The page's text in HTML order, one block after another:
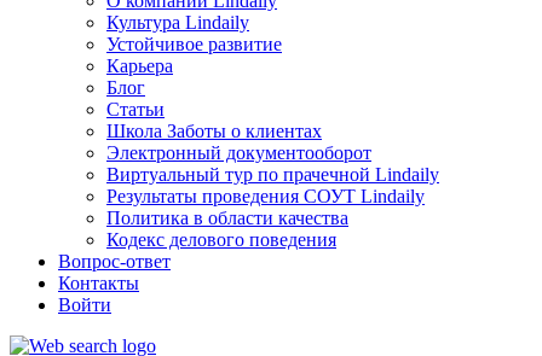
Культура Lindaily
Устойчивое развитие
Карьера
Блог
Статьи
Школа Заботы о клиентах
Электронный документооборот
Виртуальный тур по прачечной Lindaily
Результаты проведения СОУТ Lindaily
Политика в области качества
Кодекс делового поведения
Вопрос-ответ
Контакты
Войти